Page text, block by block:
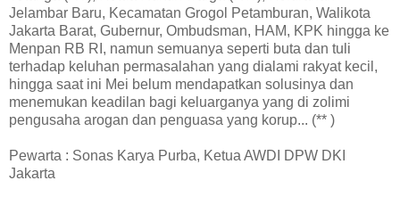
Jelambar Baru, Kecamatan Grogol Petamburan, Walikota
Jakarta Barat, Gubernur, Ombudsman, HAM, KPK hingga ke
Menpan RB RI, namun semuanya seperti buta dan tuli
terhadap keluhan permasalahan yang dialami rakyat kecil,
hingga saat ini Mei belum mendapatkan solusinya dan
menemukan keadilan bagi keluarganya yang di zolimi
pengusaha arogan dan penguasa yang korup... (** )
Pewarta : Sonas Karya Purba, Ketua AWDI DPW DKI
Jakarta